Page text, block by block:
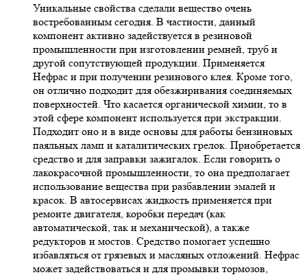
Уникальные свойства сделали вещество очень
востребованным сегодня. В частности, данный
компонент активно задействуется в резиновой
промышленности при изготовлении ремней, труб и
другой сопутствующей продукции. Применяется
Нефрас и при получении резинового клея. Кроме того,
он отлично подходит для обезжиривания соединяемых
поверхностей. Что касается органической химии, то в
этой сфере компонент используется при экстракции.
Подходит оно и в виде основы для работы бензиновых
паяльных ламп и каталитических грелок. Приобретается
средство и для заправки зажигалок. Если говорить о
лакокрасочной промышленности, то она предполагает
использование вещества при разбавлении эмалей и
красок. В автосервисах жидкость применяется при
ремонте двигателя, коробки передач (как
автоматической, так и механической), а также
редукторов и мостов. Средство помогает успешно
избавляться от грязевых и масляных отложений. Нефрас
может задействоваться и для промывки тормозов,